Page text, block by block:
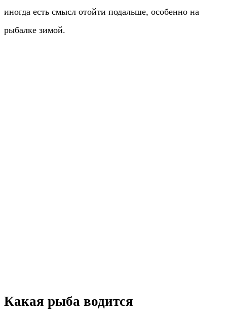
иногда есть смысл отойти подальше, особенно на
рыбалке зимой.
Какая рыба водится